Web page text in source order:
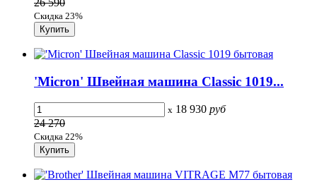
26 590
Скидка 23%
'Micron' Швейная машина Classic 1019...
x 18 930 руб
24 270
Скидка 22%